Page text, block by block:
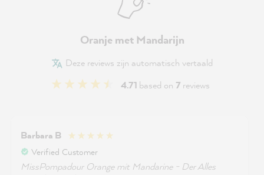
Oranje met Mandarijn
Deze reviews zijn automatisch vertaald
4.71 based on 7 reviews
Barbara B
Verified Customer
MissPompadour Orange mit Mandarine - Der Alles